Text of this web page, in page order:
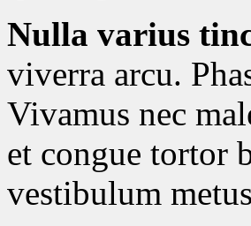
Nulla varius
viverra arcu.
Vivamus nec
et congue tortor
vestibulum